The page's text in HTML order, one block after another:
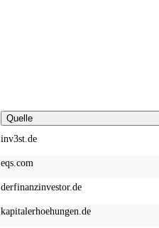
Quelle
inv3st.de
eqs.com
derfinanzinvestor.de
kapitalerhoehungen.de